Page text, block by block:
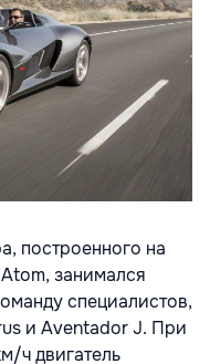
построенного на
занимался
специалистов,
и Aventador J. При
ч двигатель